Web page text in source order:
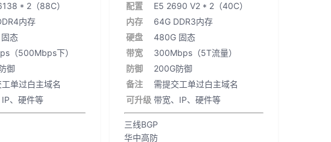
* 2（88C）
内存
态
（500Mbps下）
御
单过白主域名
、硬件等
配置
E5 2690 V2 * 2（40C）
内存
64G DDR3内存
硬盘
480G 固态
带宽
300Mbps（5T流量）
防御
200G防御
备注
需提交工单过白主域名
可升级 带宽、IP、硬件等
三线BGP
华中高防